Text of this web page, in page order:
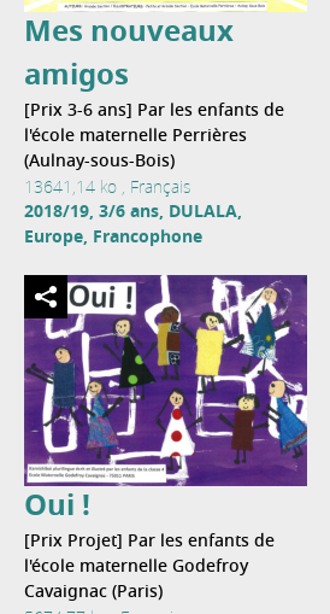
Mes nouveaux
amigos
[Prix 3-6 ans] Par les enfants de
l'école maternelle Perrières
(Aulnay-sous-Bois)
13641,14 ko , Français
2018/19, 3/6 ans, DULALA,
Europe, Francophone
Oui !
[Prix Projet] Par les enfants de
l'école maternelle Godefroy
Cavaignac (Paris)